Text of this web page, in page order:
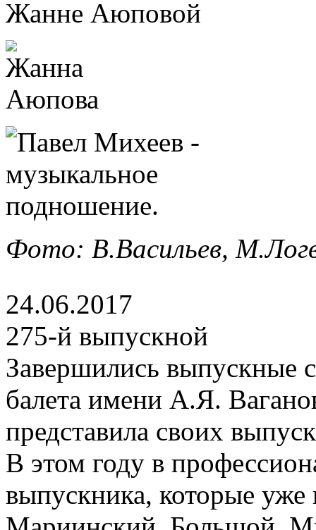
Фото: В.Васильев,
24.06.2017
275-й выпускной
Завершились выпускные
балета имени А.Я.
представила своих
В этом году в
выпускника, которые